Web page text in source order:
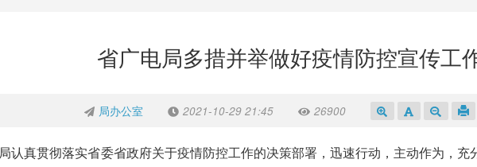
省广电局多措并举做好疫情防控宣传工
局办公室 2021-10-29 21:45 26900
认真贯彻落实省委省政府关于疫情防控工作的决策部署，迅速行动，主动作为，